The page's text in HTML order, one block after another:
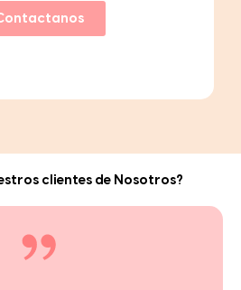
clientes de Nosotros?